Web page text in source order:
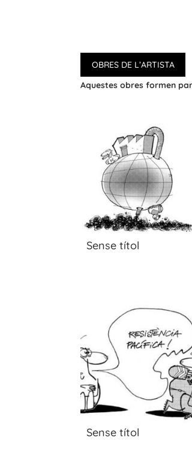
OBRES DE L’ARTISTA
Aquestes obres formen
Sense títol
Sense títol